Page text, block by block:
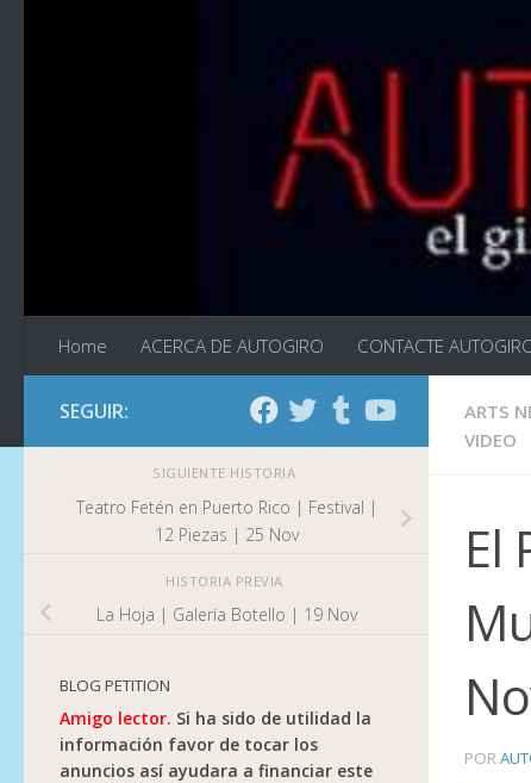
Home ACERCA DE AUTOGIRO CONTACTE
ARTS
VIDEO
El
POR
SEGUIR:
SIGUIENTE HISTORIA
Teatro Fetén en Puerto Rico | Festival |
12 Piezas | 25 Nov
HISTORIA PREVIA
La Hoja | Galería Botello | 19 Nov
BLOG PETITION
Amigo lector. Si ha sido de utilidad la
información favor de tocar los
anuncios así ayudara a financiar este